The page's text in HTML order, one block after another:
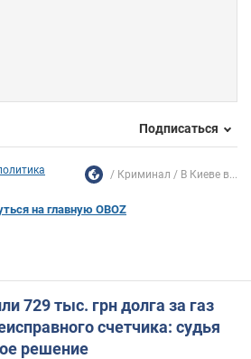
Подписаться
Криминал В Киеве в...
на главную OBOZ
729 тыс. грн долга за газ
счетчика: судья
решение